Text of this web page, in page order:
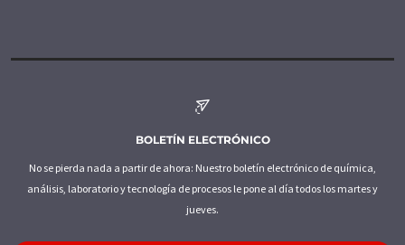
BOLETÍN ELECTRÓNICO
No se pierda nada a partir de ahora: Nuestro boletín electrónico de química,
análisis, laboratorio y tecnología de procesos le pone al día todos los martes y
jueves.